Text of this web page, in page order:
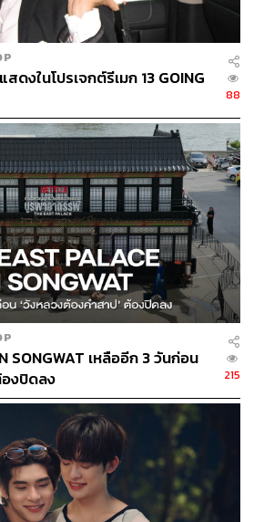
มารับหน้าที่ผลิตก็เป็นส่วน
วยยกระดับจังหวะมุกต่างๆ ภายใน
คือ พวกเขาเก็บรายละเอียดของเรื่อง
RPG ได้อย่างครบถ้วนทุกประการ
ยงของเกม Baldur’s Gate)
นทางที่อ้อยอิ่งของก๊วนทำอาหารมา
สิกในหมู่คนเล่นเกมอย่าง “ต่อให้จะ
ารกิจของเราก็ไม่หนีไปไหน”
มาะสมเหลือเกินในการนิยามถึงวิถี
ต่อให้สถานการณ์ของน้องสาวจะ
ด แต่การแวะข้างทางก่อนย่อมเป็นสิ่ง
ข้าใจถึงความรู้สึกนั้น เขาจึงเอามัน
งราวของตัวเอง ฉะนั้นจึงไม่แปลกที่
รจะมีท่าทีคล้ายคลึงกับการเล่นเกม
เป็นอนิเมะก็ต้องชื่นชมทีมสร้างด้วย
บส่วนนี้มาใช้งานให้เกิดเป็นรูปธรรม
งในโปรเจกต์รีเมก 13 GOING
88
SONGWAT เหลืออีก 3 วันก่อน
องปิดลง
215